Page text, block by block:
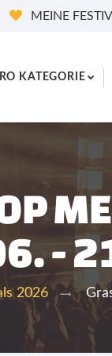
MEINE
KATEGORIE
-
2026